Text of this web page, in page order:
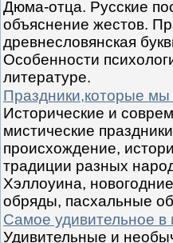
Дюма-отца. Русские
объяснение жестов.
древнесловянская
Особенности
литературе.
Праздники,которые мы
Исторические и
мистические
происхождение,
традиции разных
Хэллоуина,
обряды, пасхальные
Самое удивительное в
Удивительные и